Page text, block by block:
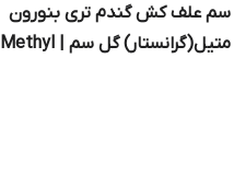
سم علف کش گندم تری بنورون
متیل(گرانستار) گل سم | Methyl